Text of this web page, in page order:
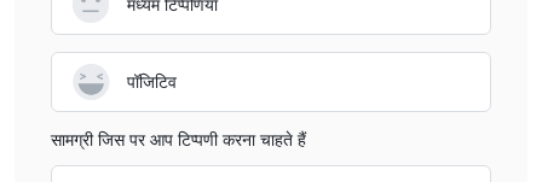
मध्यम टिप्पणियाँ
पॉजिटिव
सामग्री जिस पर आप टिप्पणी करना चाहते हैं